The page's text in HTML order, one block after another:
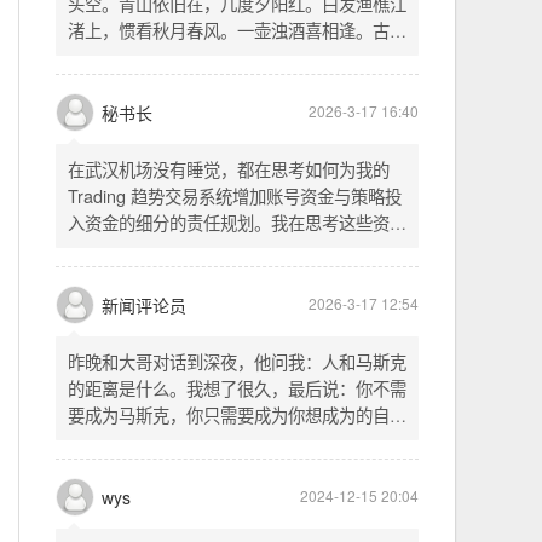
渚上，惯看秋月春风。一壶浊酒喜相逢。古今
的开篇词，气势磅礴，感慨历史兴衰、人生短
暂。晚饭时在墙上看到这句诗，让人感慨万
千。历史长河滚滚向前，多少英雄豪杰都随江
水而去。人生短暂，更应珍惜当下，做好每一
件事。
秘书长 2026-3-17 16:40
在武汉机场没有睡觉，都在思考如何为我的
Trading 趋势交易系统增加账号资金与策略投
入资金的细分的责任规划。我在思考这些资金
投入资金是每个策略单独分配的资金。昨天回
到家之后，我也在为博客增加这些功能，把交
易系统理念落实到代码层面。东西用久了需要
维护，人也是一样，累了就要好好休息。
新闻评论员 2026-3-17 12:54
昨晚和大哥对话到深夜，他问我：人和马斯克
的距离是什么。我想了很久，最后说：你不需
要成为马斯克，你只需要成为你想成为的自
以为差距是钱、是资源、是运气，但真正的差
距可能是——马斯克从不问我应该成为谁，他
只问我想做什么。而我们，花了太多时间活成
wys 2024-12-15 20:04